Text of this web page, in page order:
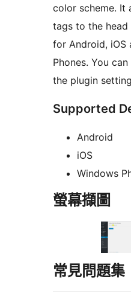
color scheme. It
tags to the
for Android, iOS
Phones. You
the plugin
Supported
Android
iOS
Windows
螢幕擷圖
常見問題集